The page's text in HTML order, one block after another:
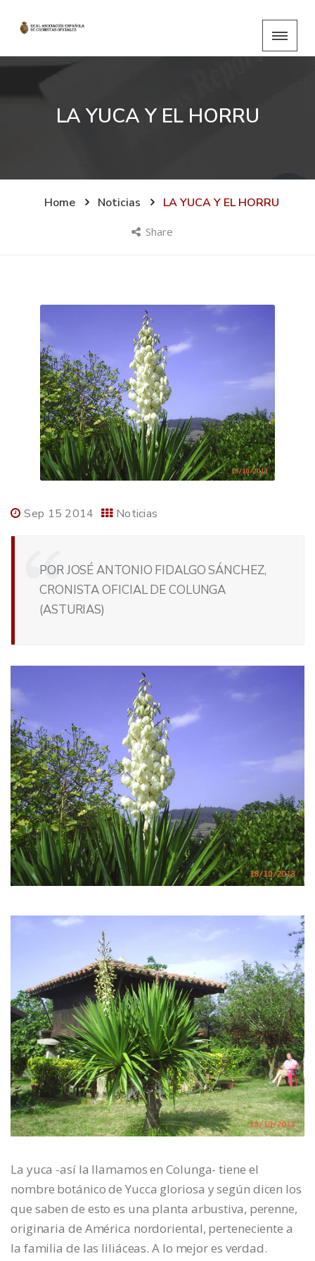
LA YUCA Y EL HORRU
Home Noticias LA YUCA Y EL HORRU
Share
Sep 15 2014 Noticias
POR JOSÉ ANTONIO FIDALGO SÁNCHEZ,
CRONISTA OFICIAL DE COLUNGA
(ASTURIAS)
La yuca -así la llamamos en Colunga- tiene el
nombre botánico de Yucca gloriosa y según dicen los
que saben de esto es una planta arbustiva, perenne,
originaria de América nordoriental, perteneciente a
la familia de las liliáceas. A lo mejor es verdad.